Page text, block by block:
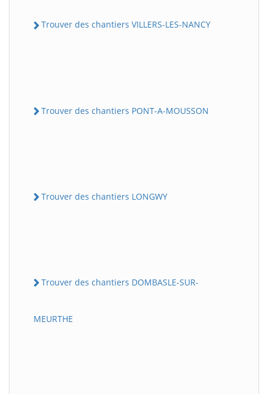
Trouver des chantiers VILLERS-LES-NANCY
Trouver des chantiers PONT-A-MOUSSON
Trouver des chantiers LONGWY
Trouver des chantiers DOMBASLE-SUR-
MEURTHE